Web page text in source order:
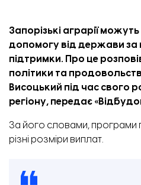
Запорізькі аграрії
допомогу від держави
підтримки. Про це
політики та
Висоцький під час свого
регіону, передає «
За його словами, програми
різні розміри виплат.